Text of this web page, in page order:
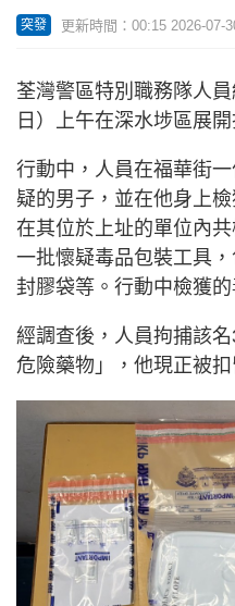
突發 更新時間：00:15 2026-07-
荃灣警區特別職務隊人
日）上午在深水埗區展
行動中，人員在福華街
疑的男子，並在他身上
在其位於上址的單位內
一批懷疑毒品包裝工具
封膠袋等。行動中檢獲
經調查後，人員拘捕該
危險藥物」，他現正被扣